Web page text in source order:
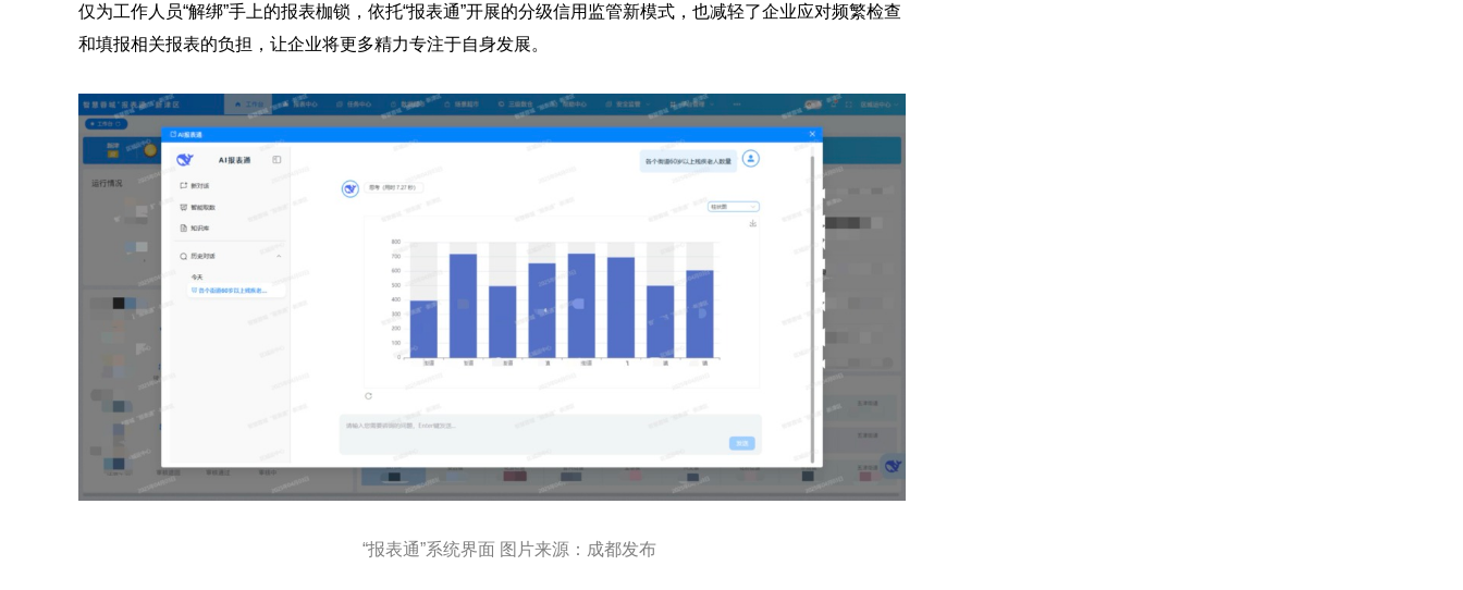
仅为工作人员“解绑”手上的报表枷锁，依托“报表通”开展的分级信用监管新模式，也减轻了企业应对频繁检查
和填报相关报表的负担，让企业将更多精力专注于自身发展。
“报表通”系统界面 图片来源：成都发布